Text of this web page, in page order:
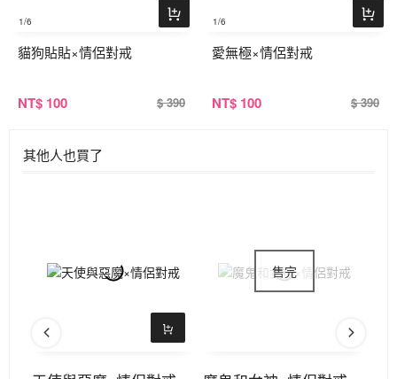
1/6
貓狗貼貼×情侶對戒
NT$ 100 $ 390
1/6
愛無極×情侶對戒
NT$ 100 $ 390
其他人也買了